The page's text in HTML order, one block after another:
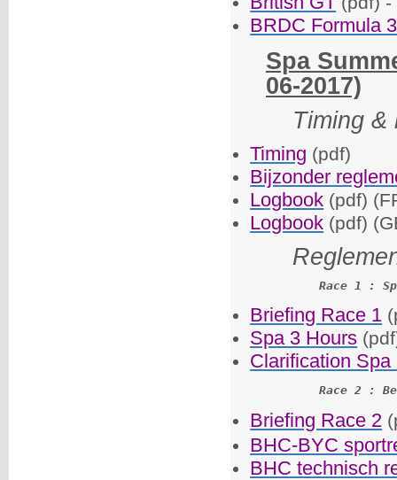
BRDC Formula 3
Spa
06-2017)
Timing &
Timing (pdf)
Bijzonder
Logbook (pdf)
Logbook (pdf)
Race 1 :
Briefing Race 1
Spa 3 Hours
Clarification Spa
Race 2 :
Briefing Race 2
BHC-BYC
BHC technisch